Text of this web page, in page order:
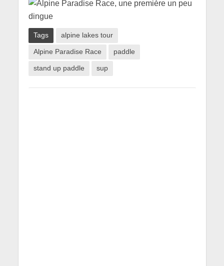
Tags alpine lakes tour
Alpine Paradise Race paddle
stand up paddle sup